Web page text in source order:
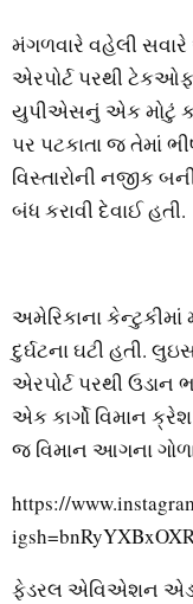
મંગળવારે વહેલી
એરપોર્ટ પરથી ટેકઓફ
યુપીએસનું એક મોટું
પર પટકાતા જ તેમાં
વિસ્તારોની નજીક
બંધ કરાવી દેવાઈ હતી.
અમેરિકાના
દુર્ઘટના ઘટી હતી.
એરપોર્ટ પરથી ઉડાન
એક કાર્ગો વિમાન
જ વિમાન આગના
https://
ફેડરલ એવિએશન